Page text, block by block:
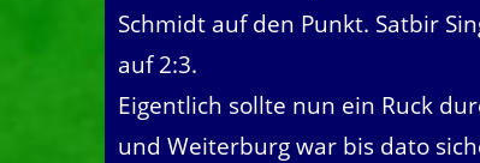
Schmidt auf den Punkt. Satbir
auf 2:3.
Eigentlich sollte nun ein Ruck
und Weiterburg war bis dato